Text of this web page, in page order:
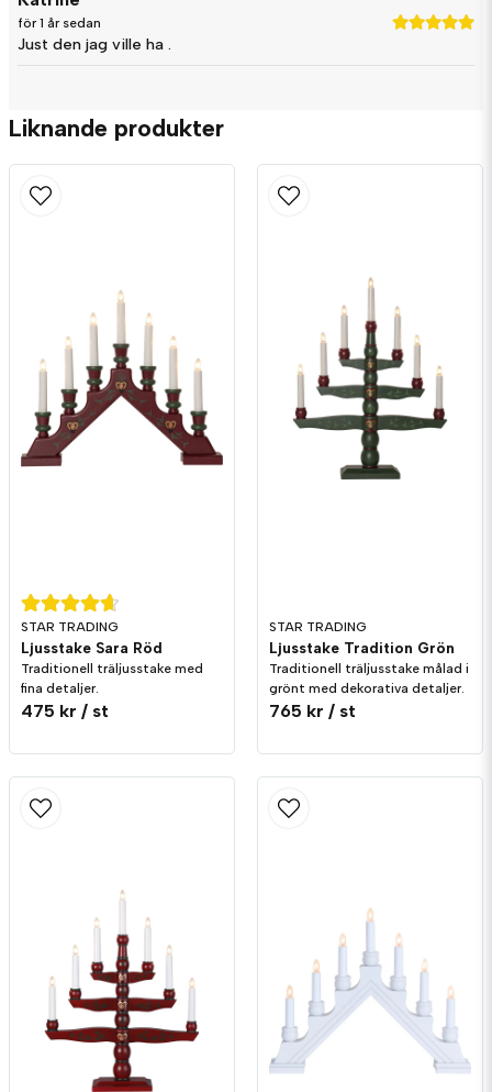
för 1 år sedan
Just den jag ville ha .
Liknande produkter
STAR TRADING
Ljusstake Sara Röd
Traditionell träljusstake med
fina detaljer.
475 kr / st
STAR TRADING
Ljusstake Tradition Grön
Traditionell träljusstake målad i
grönt med dekorativa detaljer.
765 kr / st